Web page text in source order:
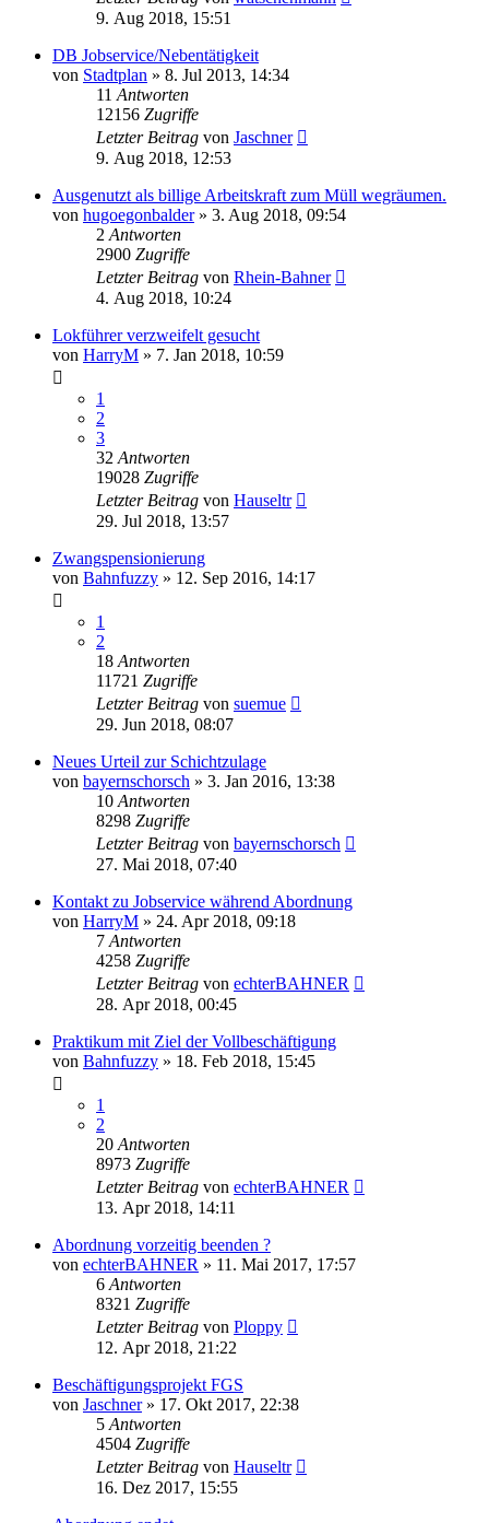
9. Aug 2018, 15:51
DB Jobservice/Nebentätigkeit
von Stadtplan » 8. Jul 2013, 14:34
11 Antworten
12156 Zugriffe
Letzter Beitrag von Jaschner
9. Aug 2018, 12:53
Ausgenutzt als billige Arbeitskraft zum Müll wegräumen.
von hugoegonbalder» 3. Aug 2018, 09:54
2 Antworten
2900 Zugriffe
Letzter Beitrag von Rhein-Bahner
4. Aug 2018, 10:24
Lokführer verzweifelt gesucht
von HarryM » 7. Jan 2018, 10:59
1
2
3
32 Antworten
19028 Zugriffe
Letzter Beitrag von Hauseltr
29. Jul 2018, 13:57
Zwangspensionierung
von Bahnfuzzy » 12. Sep 2016, 14:17
1
2
18 Antworten
11721 Zugriffe
Letzter Beitrag von suemue
29. Jun 2018, 08:07
Neues Urteil zur Schichtzulage
von bayernschorsch » 3. Jan 2016, 13:38
10 Antworten
8298 Zugriffe
Letzter Beitrag von bayernschorsch
27. Mai 2018, 07:40
Kontakt zu Jobservice während Abordnung
von HarryM » 24. Apr 2018, 09:18
7 Antworten
4258 Zugriffe
Letzter Beitrag von echterBAHNER
28. Apr 2018, 00:45
Praktikum mit Ziel der Vollbeschäftigung
von Bahnfuzzy » 18. Feb 2018, 15:45
1
2
20 Antworten
8973 Zugriffe
Letzter Beitrag von echterBAHNER
13. Apr 2018, 14:11
Abordnung vorzeitig beenden ?
von echterBAHNER » 11. Mai 2017, 17:57
6 Antworten
8321 Zugriffe
Letzter Beitrag von Ploppy
12. Apr 2018, 21:22
Beschäftigungsprojekt FGS
von Jaschner» 17. Okt 2017, 22:38
5 Antworten
4504 Zugriffe
Letzter Beitrag von Hauseltr
16. Dez 2017, 15:55